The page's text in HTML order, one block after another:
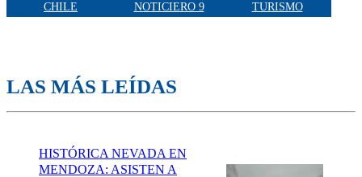
CHILE NOTICIERO 9 TURISMO
LAS MÁS LEÍDAS
HISTÓRICA NEVADA EN
MENDOZA: ASISTEN A